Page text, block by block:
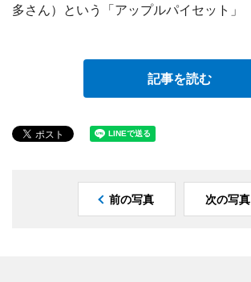
多さん）という「アップルパイセット」
記事を読む
前の写真 次の写真